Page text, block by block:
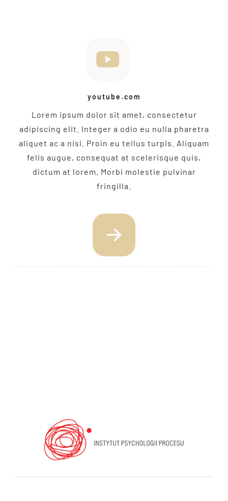
youtube.com
Lorem ipsum dolor sit amet, consectetur
adipiscing elit. Integer a odio eu nulla pharetra
aliquet ac a nisi. Proin eu tellus turpis. Aliquam
felis augue, consequat at scelerisque quis,
dictum at lorem. Morbi molestie pulvinar
fringilla.